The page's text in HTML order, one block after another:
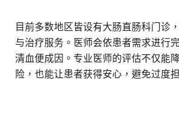
目前多数地区皆设有大肠直肠科门诊
与治疗服务。医师会依患者需求进行
清血便成因。专业医师的评估不仅能
险，也能让患者获得安心，避免过度